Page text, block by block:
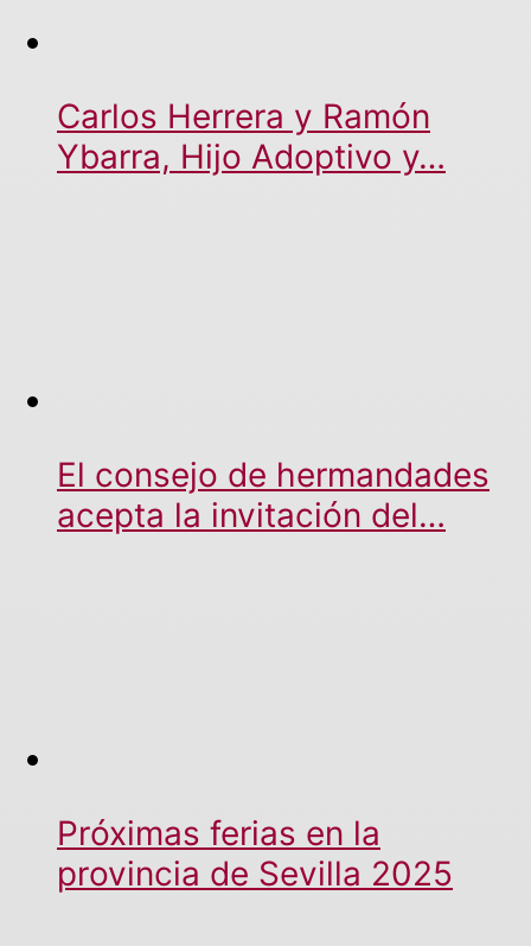
Carlos Herrera y Ramón
Ybarra, Hijo Adoptivo y…
El consejo de hermandades
acepta la invitación del…
Próximas ferias en la
provincia de Sevilla 2025